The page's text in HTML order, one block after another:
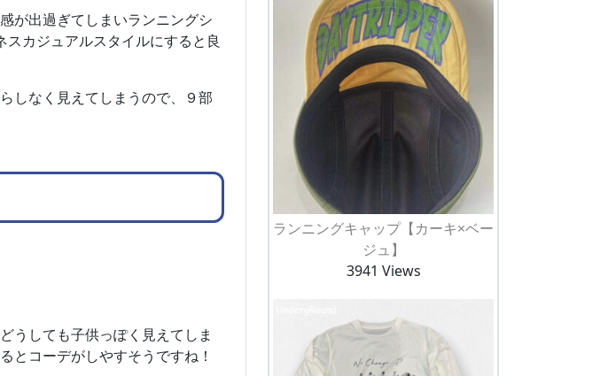
が出過ぎてしまいランニングシ
カジュアルスタイルにすると良
しなく見えてしまうので、９部
うしても子供っぽく見えてしま
とコーデがしやすそうですね！
ランニングキャップ【カーキ×ベー
ジュ】
3941 Views